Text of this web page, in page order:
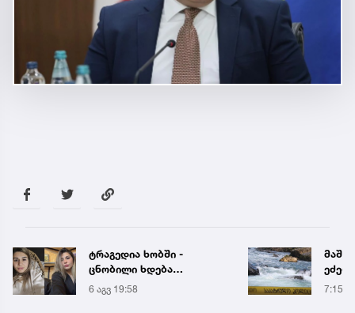
ტრაგედია ხობში -
ცნობილი ხდება
დაღუპული დედა-შვილის
ვინაობა
6 აგვ 19:58 7:15